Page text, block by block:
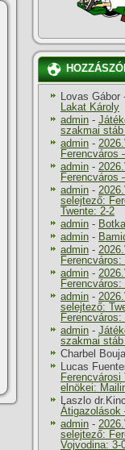
Lovas Gábor
Lakat Károly
admin -
szakmai
admin -
Ferencváros
admin -
Ferencváros
admin -
selejtező:
Twente: 2-2
admin -
admin -
admin -
Ferencváros:
admin -
Ferencváros:
admin -
selejtező:
Ferencváros:
admin -
szakmai
Charbel Bouja
Lucas
Ferencvárosi
elnökei:
Laszlo
Átigazolások
admin -
selejtező:
Vojvodina: 3-